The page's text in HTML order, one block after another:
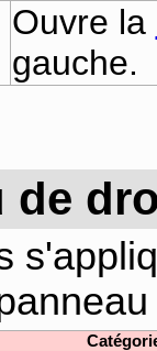
Ouvre la
gauche.
de